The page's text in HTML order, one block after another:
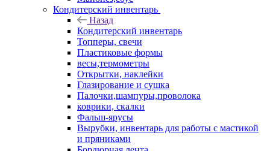
Кондитерский инвентарь
Назад
Кондитерский инвентарь
Топперы, свечи
Пластиковые формы
весы,термометры
Открытки, наклейки
Глазирование и сушка
Палочки,шампуры,проволока
коврики, скалки
Фальш-ярусы
Вырубки, инвентарь для работы с мастикой
и пряниками